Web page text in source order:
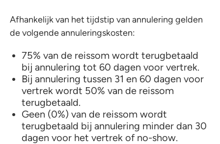
Afhankelijk van het tijdstip van annulering gelden
de volgende annuleringskosten:
75% van de reissom wordt terugbetaald
bij annulering tot 60 dagen voor vertrek.
Bij annulering tussen 31 en 60 dagen voor
vertrek wordt 50% van de reissom
terugbetaald.
Geen (0%) van de reissom wordt
terugbetaald bij annulering minder dan 30
dagen voor het vertrek of no-show.